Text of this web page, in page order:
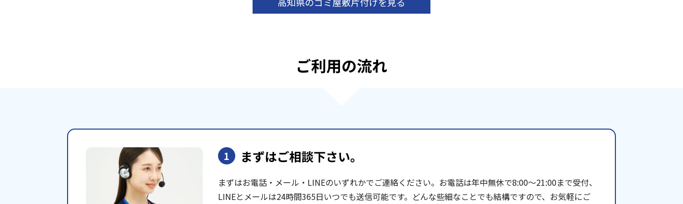
ご利用の流れ
1 まずはご相談下さい。
まずはお電話・メール・LINEのいずれかでご連絡ください。お電話は年中無休で8:00〜21:00まで受付、
LINEとメールは24時間365日いつでも送信可能です。どんな些細なことでも結構ですので、お気軽にご